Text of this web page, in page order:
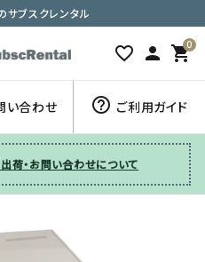
サブスクレンタル
favorite_border person 0
shopping_cart
い合わせ help_outline ご利用ガイド
荷・お問い合わせについて